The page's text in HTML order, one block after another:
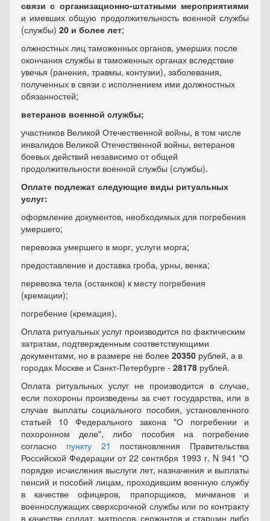
связи с организационно-штатными мероприятиями
и имевших общую продолжительность военной службы
(службы) 20 и более лет;
олжностных лиц таможенных органов, умерших после
окончания службы в таможенных органах вследствие
увечья (ранения, травмы, контузии), заболевания,
полученных в связи с исполнением ими должностных
обязанностей;
ветеранов военной службы;
участников Великой Отечественной войны, в том числе
инвалидов Великой Отечественной войны, ветеранов
боевых действий независимо от общей
продолжительности военной службы (службы).
Оплате подлежат следующие виды ритуальных
услуг:
оформление документов, необходимых для погребения
умершего;
перевозка умершего в морг, услуги морга;
предоставление и доставка гроба, урны, венка;
перевозка тела (останков) к месту погребения
(кремации);
погребение (кремация).
Оплата ритуальных услуг производится по фактическим
затратам, подтвержденным соответствующими
документами, но в размере не более 20350 рублей, а в
городах Москве и Санкт-Петербурге - 28178 рублей.
Оплата ритуальных услуг не производится в случае,
если похороны произведены за счет государства, или в
случае выплаты социального пособия, установленного
статьей 10 Федерального закона "О погребении и
похоронном деле", либо пособия на погребение
согласно пункту 21
постановления Правительства
Российской Федерации от 22 сентября 1993 г. N 941 "О
порядке исчисления выслуги лет, назначения и выплаты
пенсий и пособий лицам, проходившим военную службу
в качестве офицеров, прапорщиков, мичманов и
военнослужащих сверхсрочной службы или по контракту
в качестве солдат, матросов, сержантов и старшин либо